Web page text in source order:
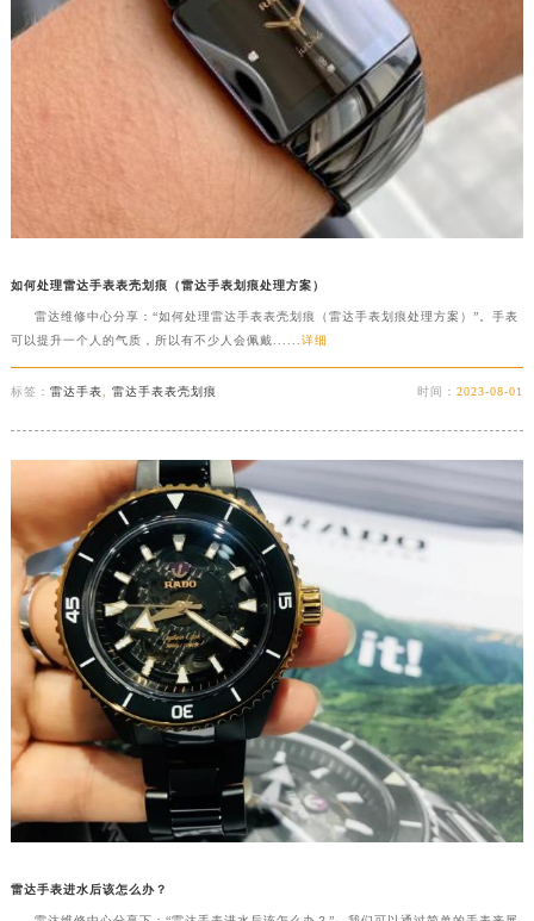
广东省清远市清城区湖西路雷达售后服务中心（需提前预约）
广东省汕头市龙湖区长平路雷达售后服务中心（需提前预约）
广东省汕尾市城区香洲街道园林社区翠园街雷达售后服务中心（需提前预约）
广东省阳江市江城区东风一路雷达售后服务中心（需提前预约）
广东省云浮市云城区金山路雷达售后服务中心（需提前预约）
广西壮族自治区崇左市江州区石景林街道友谊大道与丽川路交汇处雷达售后服务中心（需提前预约）
广西壮族自治区柳州市城中区中山中路雷达售后服务中心（需提前预约）
广西壮族自治区钦州市钦南区金海湾东大街雷达售后服务中心（需提前预约）
广西壮族自治区梧州市万秀区龙湖镇高旺路雷达售后服务中心（需提前预约）
广西壮族自治区玉林市玉州区金玉路雷达售后服务中心（需提前预约）
海南省儋州市儋州市那大镇兰洋北路雷达售后服务中心（需提前预约）
海南省东方市八所镇解放西路雷达售后服务中心（需提前预约）
海南省琼海市嘉积镇东风路雷达售后服务中心（需提前预约）
海南省三亚市吉阳区迎宾路雷达售后服务中心（需提前预约）
如何处理雷达手表表壳划痕（雷达手表划痕处理方案）
雷达维修中心分享：“如何处理雷达手表表壳划痕（雷达手表划痕处理方案）”。手表
可以提升一个人的气质，所以有不少人会佩戴...... 详细
标签： 雷达手表 雷达手表表壳划痕 时间：2023-08-01
雷达手表进水后该怎么办？